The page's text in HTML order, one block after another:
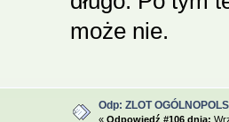
może nie.
Odp: ZLOT
« Odpowiedź #106 dnia: